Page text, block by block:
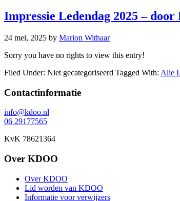
Impressie Ledendag 2025 –
24 mei, 2025 by Marion Withaar
Sorry you have no rights to view this entry!
Filed Under: Niet gecategoriseerd Tagged With: Alie
Footer
Contactinformatie
info@kdoo.nl
06 29177565
KvK 78621364
Over KDOO
Over KDOO
Lid worden van KDOO
Informatie voor verwijzers